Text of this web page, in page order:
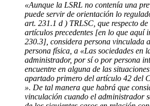
«Aunque la LSRL no contenía una
puede servir de orientación lo
art. 231.1 d ) TRLSC, que respecto
artículos precedentes [en lo que aquí
230.3], considera persona vinculada
persona física, a «Las sociedades en
administrador, por sí o por persona
encuentre en alguna de las
apartado primero del artículo 42 del
». De tal manera que habrá que
vinculación cuando el administrador